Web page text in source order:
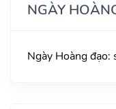
NGÀY
Ngày Hoàng đạo: